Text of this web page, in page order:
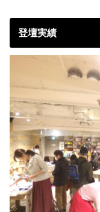
登壇実績